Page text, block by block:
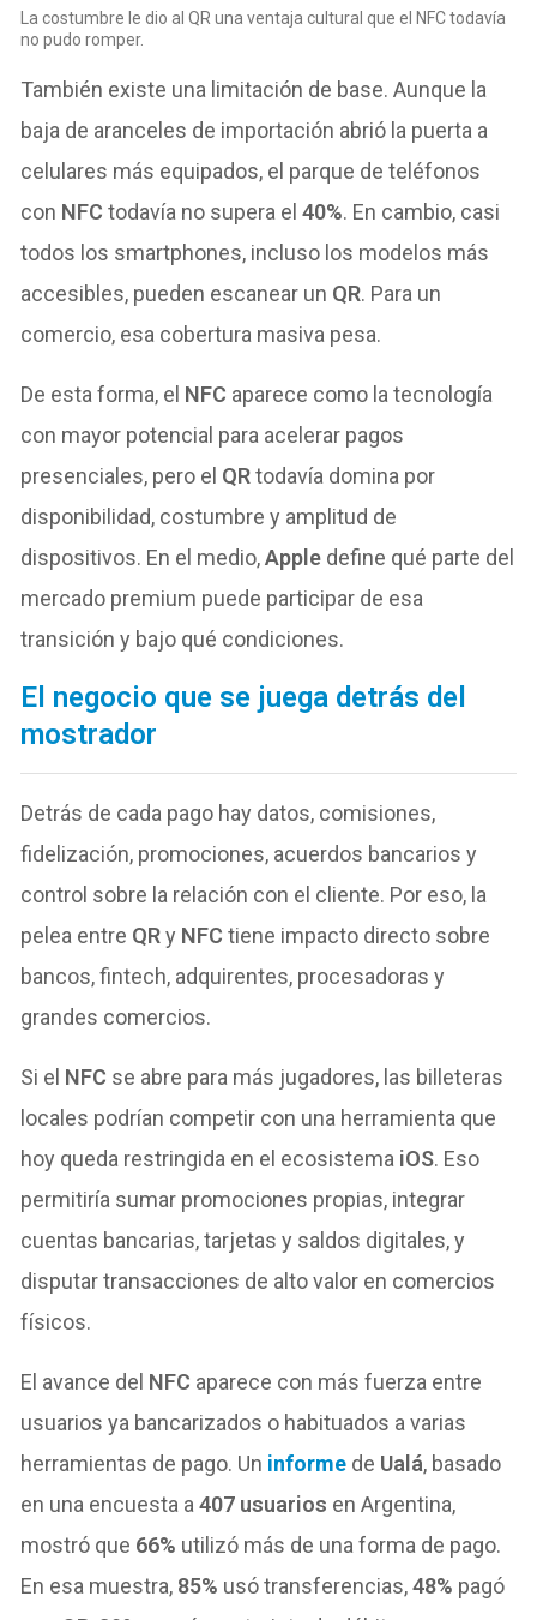
La costumbre le dio al QR una ventaja cultural que el NFC todavía
no pudo romper.
También existe una limitación de base. Aunque la
baja de aranceles de importación abrió la puerta a
celulares más equipados, el parque de teléfonos
con NFC todavía no supera el40%. En cambio, casi
todos los smartphones, incluso los modelos más
accesibles, pueden escanear un QR. Para un
comercio, esa cobertura masiva pesa.
De esta forma, el NFC aparece como la tecnología
con mayor potencial para acelerar pagos
presenciales, pero el QRtodavía domina por
disponibilidad, costumbre y amplitud de
dispositivos. En el medio,Apple define qué parte del
mercado premium puede participar de esa
transición y bajo qué condiciones.
El negocio que se juega detrás del
mostrador
Detrás de cada pago hay datos, comisiones,
fidelización, promociones, acuerdos bancarios y
control sobre la relación con el cliente. Por eso, la
pelea entre QRy NFC tiene impacto directo sobre
bancos, fintech, adquirentes, procesadoras y
grandes comercios.
Si el NFC se abre para más jugadores, las billeteras
locales podrían competir con una herramienta que
hoy queda restringida en el ecosistema iOS. Eso
permitiría sumar promociones propias, integrar
cuentas bancarias, tarjetas y saldos digitales, y
disputar transacciones de alto valor en comercios
físicos.
El avance del NFC aparece con más fuerza entre
usuarios ya bancarizados o habituados a varias
herramientas de pago. Un informe de Ualá, basado
en una encuesta a407 usuarios en Argentina,
mostró que 66% utilizó más de una forma de pago.
En esa muestra, 85% usó transferencias,48% pagó